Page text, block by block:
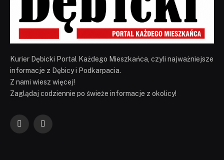
Kurier Dębicki Portal Każdego Mieszkańca, czyli najważniejsze
informacje z Dębicy i Podkarpacia.
Z nami wiesz więcej!
Zaglądaj codziennie po świeże informacje z okolicy!
FacebookYouTube